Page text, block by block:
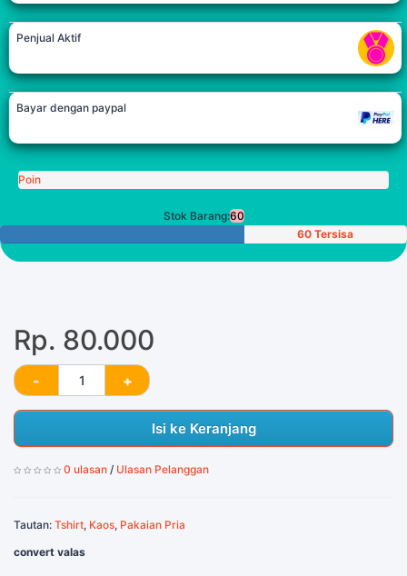
Penjual Aktif
Bayar dengan paypal
Poin
Stok Barang:60
60 Tersisa
Rp. 80.000
Isi ke Keranjang
0 ulasan / Ulasan Pelanggan
Tautan: Tshirt, Kaos, Pakaian Pria
convert valas